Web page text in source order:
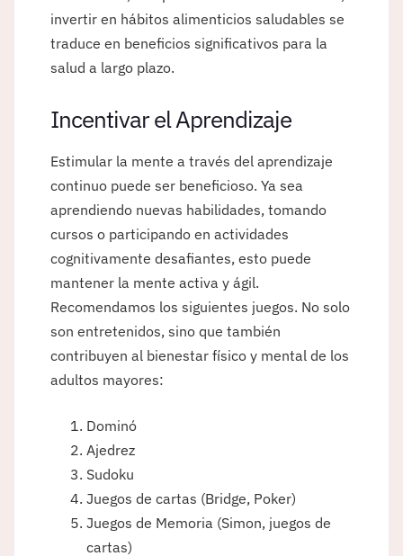
invertir en hábitos alimenticios saludables se
traduce en beneficios significativos para la
salud a largo plazo.
Incentivar el Aprendizaje
Estimular la mente a través del aprendizaje
continuo puede ser beneficioso. Ya sea
aprendiendo nuevas habilidades, tomando
cursos o participando en actividades
cognitivamente desafiantes, esto puede
mantener la mente activa y ágil.
Recomendamos los siguientes juegos. No solo
son entretenidos, sino que también
contribuyen al bienestar físico y mental de los
adultos mayores:
Dominó
Ajedrez
Sudoku
Juegos de cartas (Bridge, Poker)
Juegos de Memoria (Simon, juegos de
cartas)